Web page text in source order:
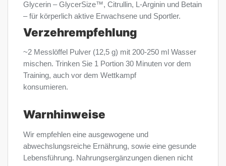
Glycerin – GlycerSize™, Citrullin, L-Arginin und Betain
– für körperlich aktive Erwachsene und Sportler.
Verzehrempfehlung
~2 Messlöffel Pulver (12,5 g) mit 200-250 ml Wasser
mischen. Trinken Sie 1 Portion 30 Minuten vor dem
Training, auch vor dem Wettkampf
konsumieren.
Warnhinweise
Wir empfehlen eine ausgewogene und
abwechslungsreiche Ernährung, sowie eine gesunde
Lebensführung. Nahrungsergänzungen dienen nicht